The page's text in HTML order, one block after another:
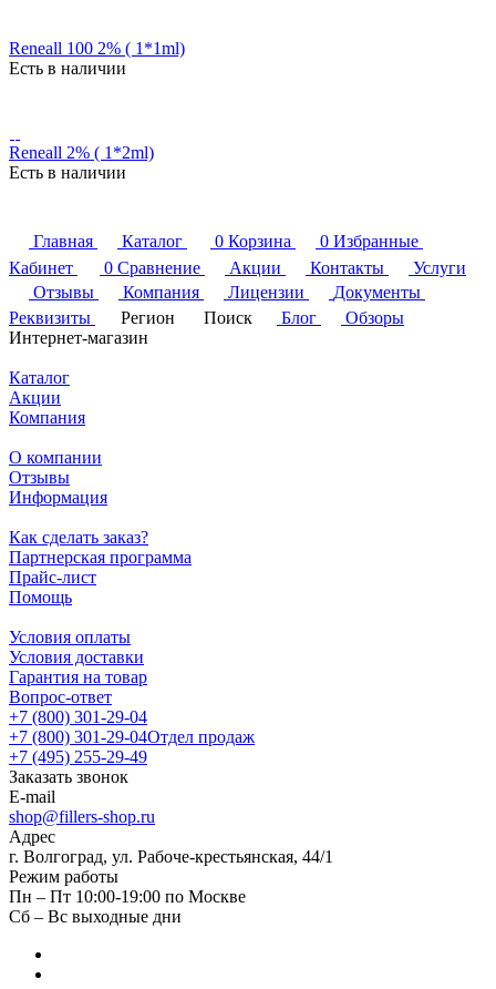
Reneall 100 2% ( 1*1ml)
Есть в наличии
Reneall 2% ( 1*2ml)
Есть в наличии
Главная Каталог 0 Корзина 0 Избранные
Кабинет
0 Сравнение Акции Контакты
Услуги
Отзывы
Компания Лицензии
Документы
Реквизиты
Регион Поиск Блог
Обзоры
Интернет-магазин
Каталог
Акции
Компания
О компании
Отзывы
Информация
Как сделать заказ?
Партнерская программа
Прайс-лист
Помощь
Условия оплаты
Условия доставки
Гарантия на товар
Вопрос-ответ
+7 (800) 301-29-04
+7 (800) 301-29-04Отдел продаж
+7 (495) 255-29-49
Заказать звонок
E-mail
shop@fillers-shop.ru
Адрес
г. Волгоград, ул. Рабоче-крестьянская, 44/1
Режим работы
Пн – Пт 10:00-19:00 по Москве
Сб – Вс выходные дни